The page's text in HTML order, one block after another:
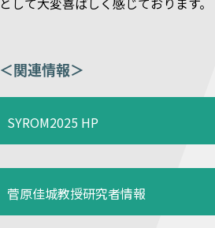
＜関連情報＞
SYROM2025 HP
菅原佳城教授研究者情報